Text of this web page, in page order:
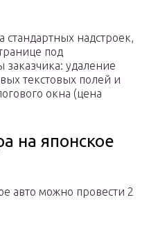
стандартных надстроек,
под
удаление
текстовых полей и
окна (цена
на японское
авто можно провести 2